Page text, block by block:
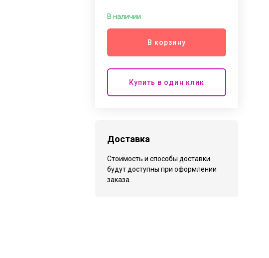
В наличии
В корзину
Купить в один клик
Доставка
Стоимость и способы доставки
будут доступны при оформлении
заказа.